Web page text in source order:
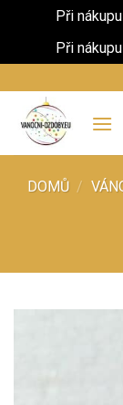
Při
Při
na
obsah
DOMŮ /